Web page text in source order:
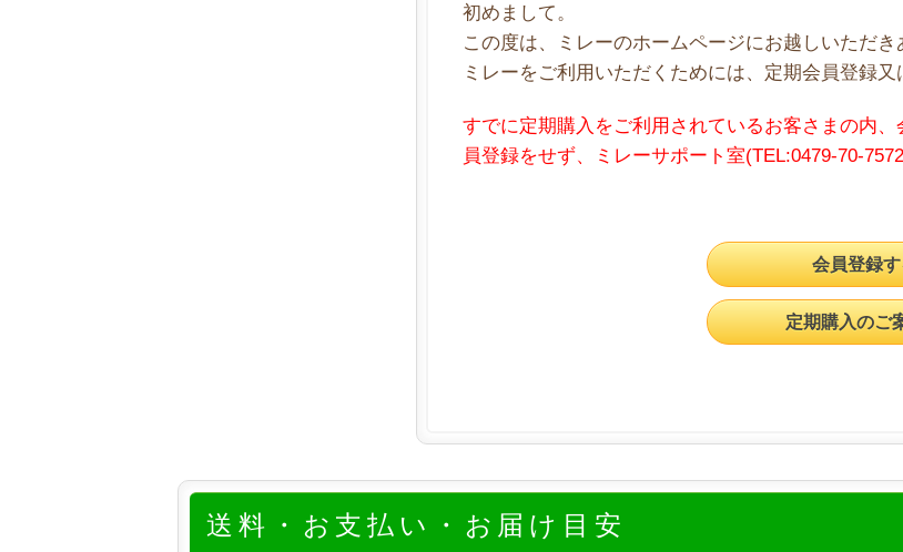
初めまして。
この度は、ミレーのホームページにお越しいただき
ミレーをご利用いただくためには、定期会員登録又
すでに定期購入をご利用されているお客さまの内
員登録をせず、ミレーサポート室(TEL:0479-70-
会員登録
定期購入のご
送料・お支払い・お届け目安